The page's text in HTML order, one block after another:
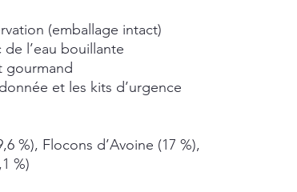
(emballage intact)
de l’eau bouillante
gourmand
et les kits d’urgence
%), Flocons d’Avoine (17 %),
%)